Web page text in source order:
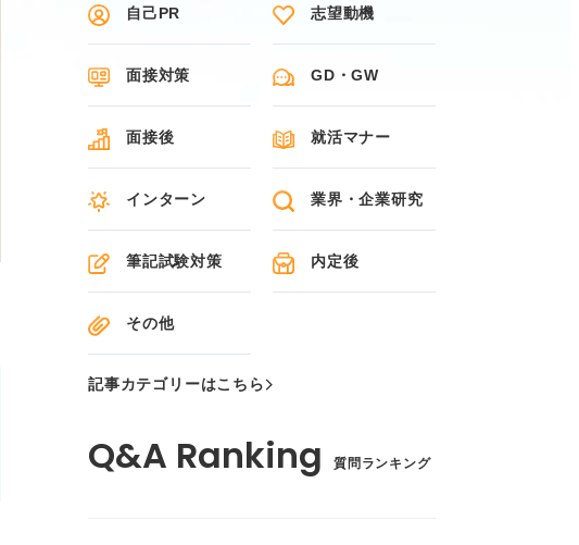
自己PR 志望動機
面接対策 GD・GW
面接後 就活マナー
インターン 業界・企業研究
筆記試験対策 内定後
その他
記事カテゴリーはこちら
質問ランキング